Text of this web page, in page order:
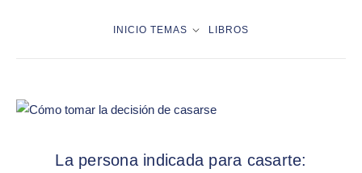
INICIO TEMAS LIBROS
La persona indicada para casarte: